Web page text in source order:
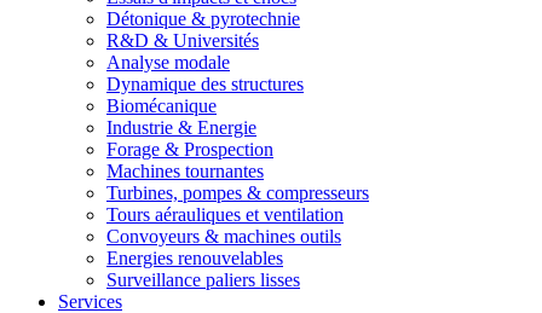
Détonique & pyrotechnie
R&D & Universités
Analyse modale
Dynamique des structures
Biomécanique
Industrie & Energie
Forage & Prospection
Machines tournantes
Turbines, pompes & compresseurs
Tours aérauliques et ventilation
Convoyeurs & machines outils
Energies renouvelables
Surveillance paliers lisses
Services